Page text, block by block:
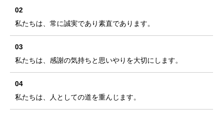
02
私たちは、常に誠実であり素直であります。
03
私たちは、感謝の気持ちと思いやりを大切にします。
04
私たちは、人としての道を重んじます。